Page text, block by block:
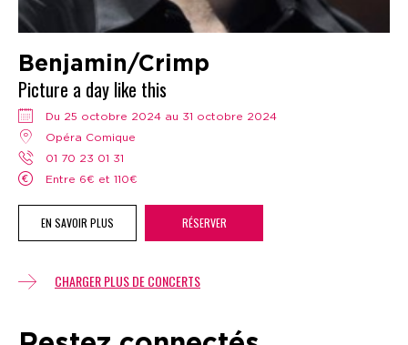
Benjamin/Crimp
Picture a day like this
Du 25 octobre 2024 au 31 octobre 2024
Opéra Comique
01 70 23 01 31
Entre 6€ et 110€
EN SAVOIR PLUS RÉSERVER
CHARGER PLUS DE CONCERTS